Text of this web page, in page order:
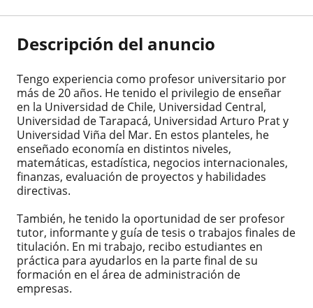
Descripción del anuncio
Tengo experiencia como profesor universitario por
más de 20 años. He tenido el privilegio de enseñar
en la Universidad de Chile, Universidad Central,
Universidad de Tarapacá, Universidad Arturo Prat y
Universidad Viña del Mar. En estos planteles, he
enseñado economía en distintos niveles,
matemáticas, estadística, negocios internacionales,
finanzas, evaluación de proyectos y habilidades
directivas.
También, he tenido la oportunidad de ser profesor
tutor, informante y guía de tesis o trabajos finales de
titulación. En mi trabajo, recibo estudiantes en
práctica para ayudarlos en la parte final de su
formación en el área de administración de
empresas.